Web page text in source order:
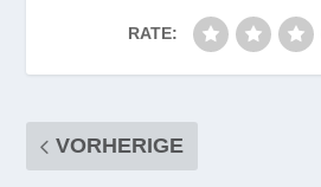
RATE:
VORHERIGE